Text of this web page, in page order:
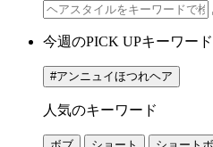
今週のPICK UPキーワード
人気のキーワード